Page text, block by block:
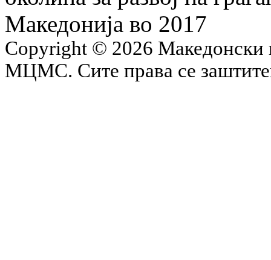
Македонија во 2017
Copyright © 2026 Македонски
МЦМС. Сите права се